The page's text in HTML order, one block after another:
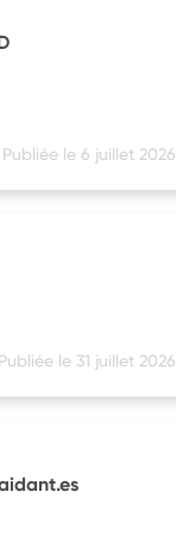
Publiée le 6 juillet 2026
le 31 juillet 2026